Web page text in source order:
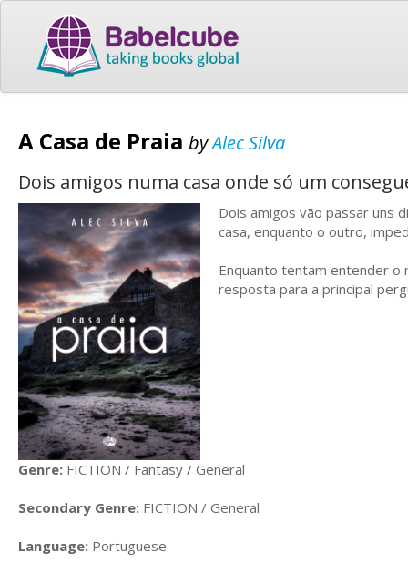
A Casa de Praia byAlec Silva
Dois amigos numa casa onde só um
Dois amigos vão passar uns
casa, enquanto o outro,
Enquanto tentam entender
resposta para a principal
Genre: FICTION / Fantasy / General
Secondary Genre: FICTION / General
Language: Portuguese